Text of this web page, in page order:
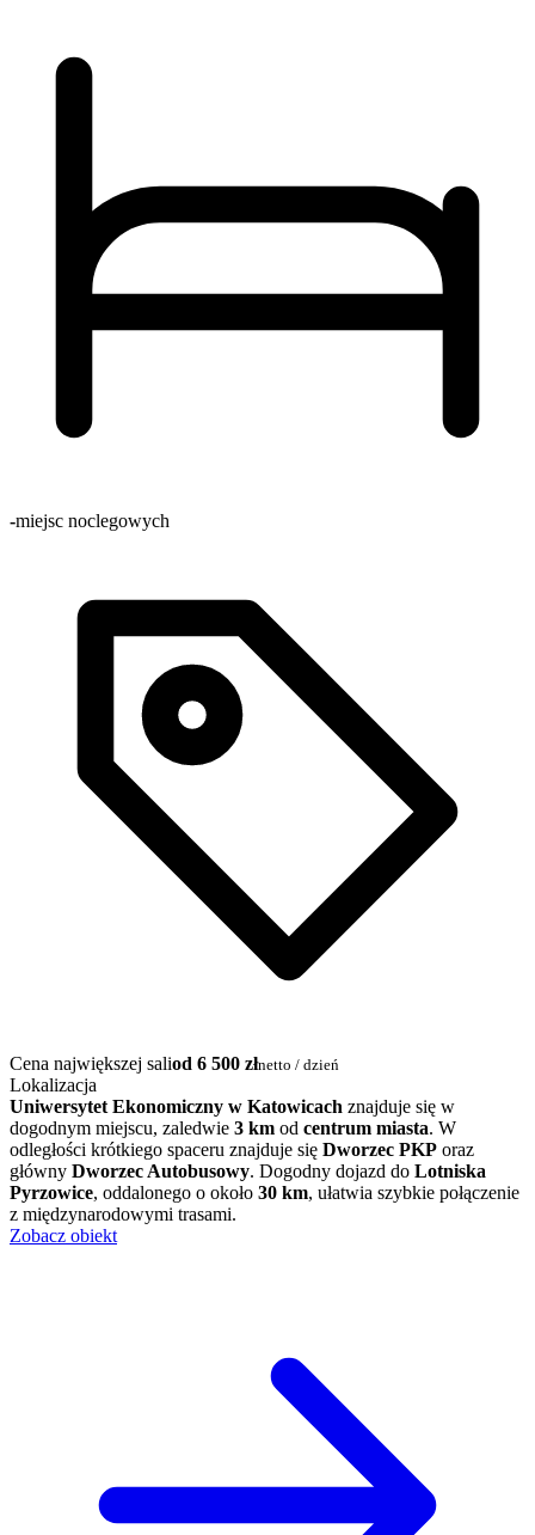
-miejsc noclegowych
Cena największej saliod 6 500 złnetto / dzień
Lokalizacja
Uniwersytet Ekonomiczny w Katowicach znajduje się w
dogodnym miejscu, zaledwie 3 km od centrum miasta. W
odległości krótkiego spaceru znajduje się Dworzec PKP oraz
główny Dworzec Autobusowy. Dogodny dojazd do Lotniska
Pyrzowice, oddalonego o około 30 km, ułatwia szybkie połączenie
z międzynarodowymi trasami.
Zobacz obiekt